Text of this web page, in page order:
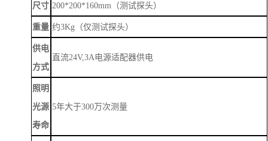
尺寸 200*200*160mm（测试探头）
重量 约3Kg（仅测试探头）
供电
方式
直流24V,3A电源适配器供电
照明
光源
寿命
5年大于300万次测量